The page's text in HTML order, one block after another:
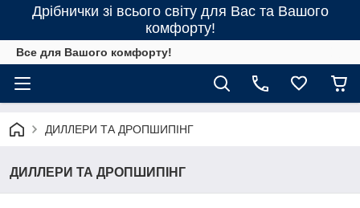
Дрібнички зі всього світу для Вас та Вашого
комфорту!
Все для Вашого комфорту!
ДИЛЛЕРИ ТА ДРОПШИПІНГ
ДИЛЛЕРИ ТА ДРОПШИПІНГ